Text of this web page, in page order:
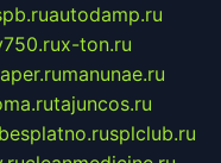
autodamp.ru
x-ton.ru
manunae.ru
tajuncos.ru
splclub.ru